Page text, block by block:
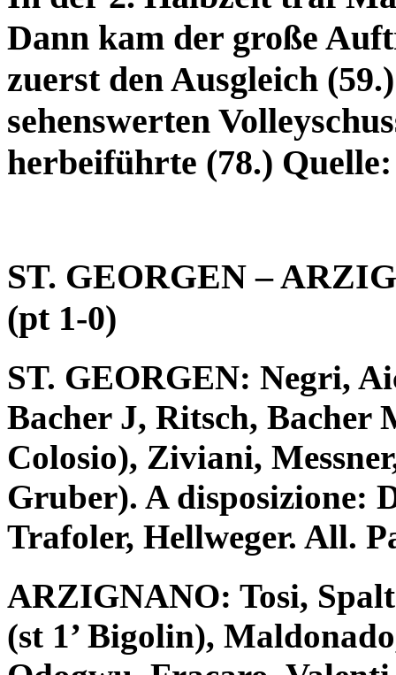
Dann kam der große
zuerst den Ausgleich
sehenswerten
herbeiführte (78.)
ST. GEORGEN –
(pt 1-0)
ST. GEORGEN: Negri,
Bacher J, Ritsch, Bacher
Colosio), Ziviani,
Gruber). A disposizione:
Trafoler, Hellweger. All.
ARZIGNANO: Tosi,
(st 1’ Bigolin),